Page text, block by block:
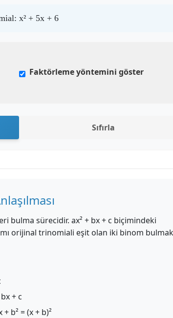
x² + 5x + 6
Faktörleme yöntemini göster
Sıfırla
bulma sürecidir. ax² + bx + c biçimindeki
orijinal trinomiali eşit olan iki binom bulmak
+ c
+ b² = (x + b)²